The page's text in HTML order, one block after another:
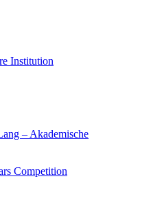
Institution
– Akademische
Competition